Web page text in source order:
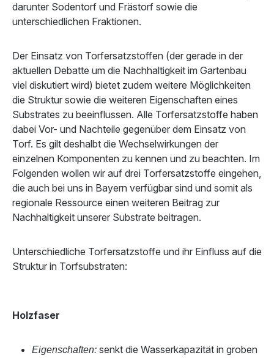
darunter Sodentorf und Frästorf sowie die
unterschiedlichen Fraktionen.
Der Einsatz von Torfersatzstoffen (der gerade in der
aktuellen Debatte um die Nachhaltigkeit im Gartenbau
viel diskutiert wird) bietet zudem weitere Möglichkeiten
die Struktur sowie die weiteren Eigenschaften eines
Substrates zu beeinflussen. Alle Torfersatzstoffe haben
dabei Vor- und Nachteile gegenüber dem Einsatz von
Torf. Es gilt deshalbt die Wechselwirkungen der
einzelnen Komponenten zu kennen und zu beachten. Im
Folgenden wollen wir auf drei Torfersatzstoffe eingehen,
die auch bei uns in Bayern verfügbar sind und somit als
regionale Ressource einen weiteren Beitrag zur
Nachhaltigkeit unserer Substrate beitragen.
Unterschiedliche Torfersatzstoffe und ihr Einfluss auf die
Struktur in Torfsubstraten:
Holzfaser
Eigenschaften: senkt die Wasserkapazität in groben